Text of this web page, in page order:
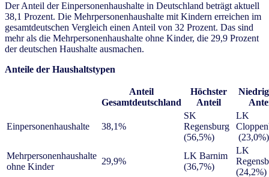
Der Anteil der Einpersonenhaushalte in Deutschland beträgt aktuell
38,1 Prozent. Die Mehrpersonenhaushalte mit Kindern erreichen im
gesamtdeutschen Vergleich einen Anteil von 32 Prozent. Das sind
mehr als die Mehrpersonenhaushalte ohne Kinder, die 29,9 Prozent
der deutschen Haushalte ausmachen.
Anteile der Haushaltstypen
Anteil
Gesamtdeutschland
Höchster
Anteil
Einpersonenhaushalte 38,1%
SK
Regensburg
(56,5%)
LK
(23,0%)
Mehrpersonenhaushalte
ohne Kinder
29,9%
LK Barnim
(36,7%)
LK
(24,2%)